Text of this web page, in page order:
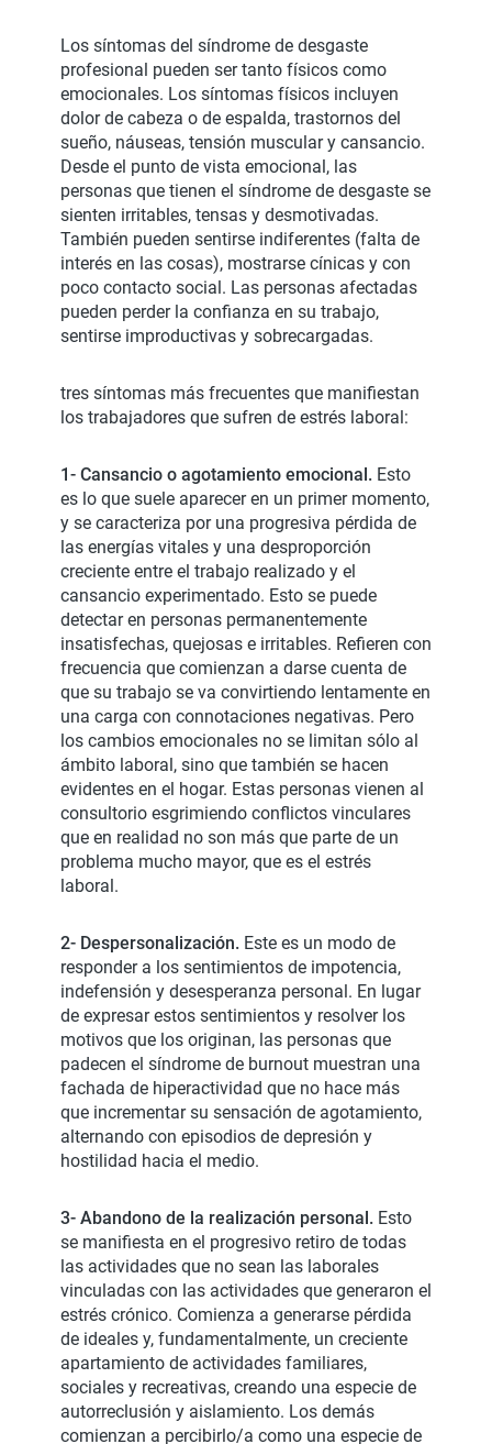
Los síntomas del síndrome de desgaste
profesional pueden ser tanto físicos como
emocionales. Los síntomas físicos incluyen
dolor de cabeza o de espalda, trastornos del
sueño, náuseas, tensión muscular y cansancio.
Desde el punto de vista emocional, las
personas que tienen el síndrome de desgaste se
sienten irritables, tensas y desmotivadas.
También pueden sentirse indiferentes (falta de
interés en las cosas), mostrarse cínicas y con
poco contacto social. Las personas afectadas
pueden perder la confianza en su trabajo,
sentirse improductivas y sobrecargadas.
tres síntomas más frecuentes que manifiestan
los trabajadores que sufren de estrés laboral:
1- Cansancio o agotamiento emocional. Esto
es lo que suele aparecer en un primer momento,
y se caracteriza por una progresiva pérdida de
las energías vitales y una desproporción
creciente entre el trabajo realizado y el
cansancio experimentado. Esto se puede
detectar en personas permanentemente
insatisfechas, quejosas e irritables. Refieren con
frecuencia que comienzan a darse cuenta de
que su trabajo se va convirtiendo lentamente en
una carga con connotaciones negativas. Pero
los cambios emocionales no se limitan sólo al
ámbito laboral, sino que también se hacen
evidentes en el hogar. Estas personas vienen al
consultorio esgrimiendo conflictos vinculares
que en realidad no son más que parte de un
problema mucho mayor, que es el estrés
laboral.
2- Despersonalización. Este es un modo de
responder a los sentimientos de impotencia,
indefensión y desesperanza personal. En lugar
de expresar estos sentimientos y resolver los
motivos que los originan, las personas que
padecen el síndrome de burnout muestran una
fachada de hiperactividad que no hace más
que incrementar su sensación de agotamiento,
alternando con episodios de depresión y
hostilidad hacia el medio.
3- Abandono de la realización personal. Esto
se manifiesta en el progresivo retiro de todas
las actividades que no sean las laborales
vinculadas con las actividades que generaron el
estrés crónico. Comienza a generarse pérdida
de ideales y, fundamentalmente, un creciente
apartamiento de actividades familiares,
sociales y recreativas, creando una especie de
autorreclusión y aislamiento. Los demás
comienzan a percibirlo/a como una especie de